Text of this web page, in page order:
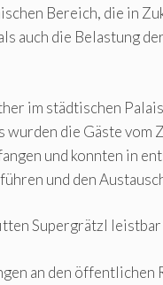
Bereich, die in
auch die Belastung
im städtischen
wurden die Gäste vom
und konnten in
und den
Supergrätzl
an den öffentlichen